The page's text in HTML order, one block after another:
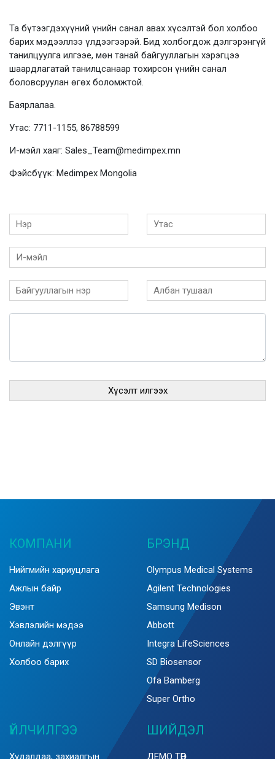
Та бүтээгдэхүүний үнийн санал авах хүсэлтэй бол холбоо
барих мэдээллээ үлдээгээрэй. Бид холбогдож дэлгэрэнгүй
танилцуулга илгээе, мөн танай байгууллагын хэрэгцээ
шаардлагатай танилцсанаар тохирсон үнийн санал
боловсруулан өгөх боломжтой.
Баярлалаа.
Утас: 7711-1155, 86788599
И-мэйл хаяг: Sales_Team@medimpex.mn
Фэйсбүүк: Medimpex Mongolia
КОМПАНИ
Нийгмийн хариуцлага
Ажлын байр
Эвэнт
Хэвлэлийн мэдээ
Онлайн дэлгүүр
Холбоо барих
БРЭНД
Olympus Medical Systems
Agilent Technologies
Samsung Medison
Abbott
Integra LifeSciences
SD Biosensor
Ofa Bamberg
Super Ortho
ҮЙЛЧИЛГЭЭ ШИЙДЭЛ